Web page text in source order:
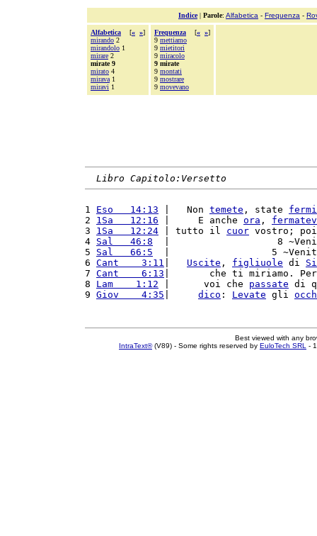
Indice| Parole: Alfabetica - Frequenza -
Alfabetica [« »]
mirando 2
mirandolo 1
mirare 2
mirate 9
mirato 4
mirava 1
miravi 1
Frequenza [« »]
9 mettiamo
9 mietitori
9 miracolo
9 mirate
9 montati
9 mostrare
9 movevano
Libro Capitolo:Versetto
1 Eso   14:13 |   Non temete , state fermi
2 1Sa   12:16 |     E anche ora ,
3 1Sa   12:24 | tutto il cuor vostro;
4 Sal   46:8
|                   8
5 Sal   66:5
|                  5
6 Cant    3:11 Uscite , figliuole di
7 Cant    6:13 |       che ti miriamo.
8 Lam    1:12 |      voi che passate di
9 Giov    4:35 dico : Levate gli
Best viewed with any
IntraText®(V89) - Some rights reserved by EuloTech SRL -